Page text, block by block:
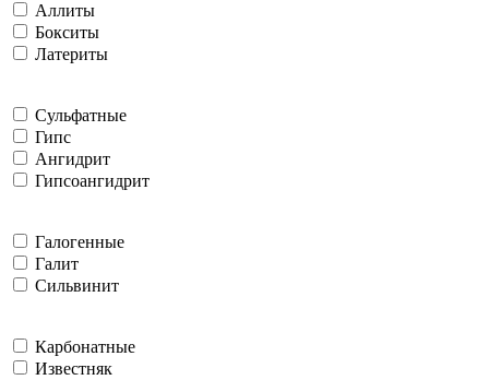
Аллиты
Бокситы
Латериты
Сульфатные
Гипс
Ангидрит
Гипсоангидрит
Галогенные
Галит
Сильвинит
Карбонатные
Известняк